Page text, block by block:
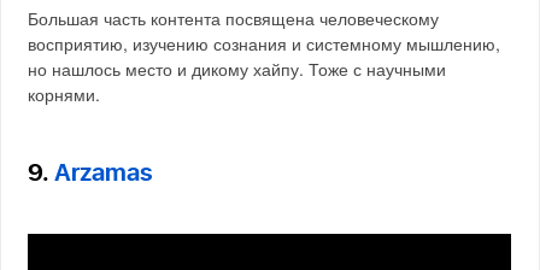
Большая часть контента посвящена человеческому
восприятию, изучению сознания и системному мышлению,
но нашлось место и дикому хайпу. Тоже с научными
корнями.
9.Arzamas